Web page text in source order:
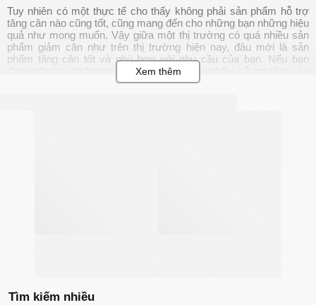
Tuy nhiên có một thực tế cho thấy không phải sản phẩm hỗ trợ
tăng cân nào cũng tốt, cũng mang đến cho những bạn những hiệu
quả như mong muốn. Vậy giữa một thị trường có quá nhiều sản
phẩm giảm cân như trên thị trường hiện nay, đâu mới là sản
phẩm tăng cân tốt và phù hợp với nhu cầu của bạn. Nếu bạn
đang gặp khó khăn trong việc chọn lựa sản phẩm hỗ trợ tăng cân
cho mình thì hãy để Chiaki.vn giúp bạn chọn được sản phẩm phù
thể. Thành phần có trong các sản phẩm tân dược thường là
Tìm kiếm nhiều